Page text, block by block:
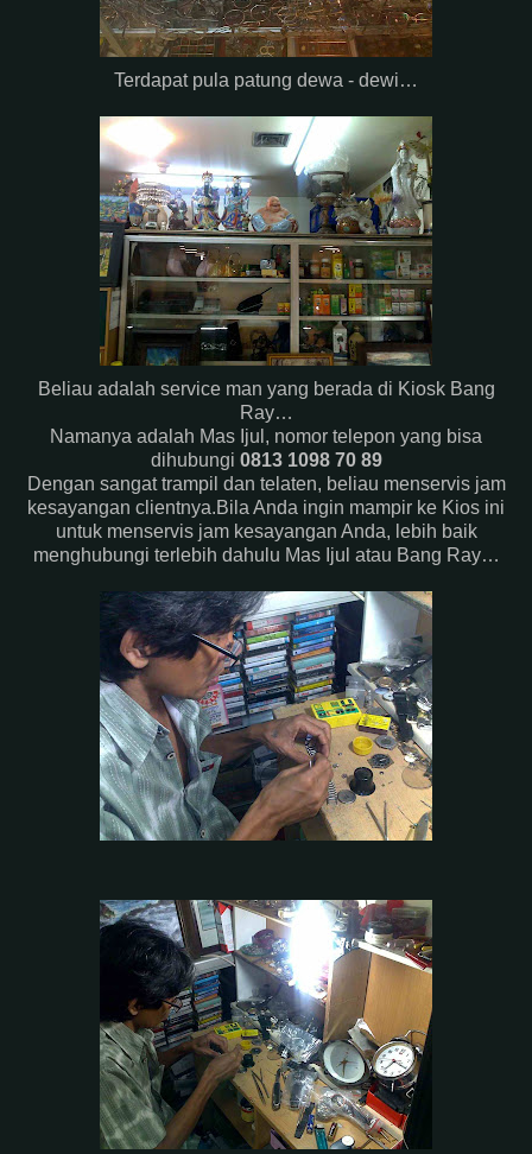
Terdapat pula patung dewa - dewi…
Beliau adalah service man yang berada di Kiosk Bang
Ray…
Namanya adalah Mas Ijul, nomor telepon yang bisa
dihubungi 0813 1098 70 89
Dengan sangat trampil dan telaten, beliau menservis jam
kesayangan clientnya.Bila Anda ingin mampir ke Kios ini
untuk menservis jam kesayangan Anda, lebih baik
menghubungi terlebih dahulu Mas Ijul atau Bang Ray…